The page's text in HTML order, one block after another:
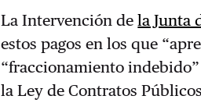
La Intervención dela Junta
estos pagos en los que
“fraccionamiento
la Ley de Contratos